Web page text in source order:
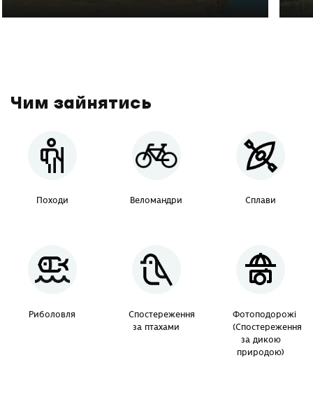
Чим зайнятись
Походи Веломандри Сплави
Риболовля
Спостереження
за птахами
Фотоподорожі
(Спостереження
за дикою
природою)